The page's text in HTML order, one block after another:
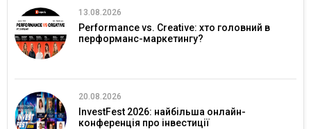
13.08.2026
Performance vs. Creative: хто головний в
перформанс-маркетингу?
20.08.2026
InvestFest 2026: найбільша онлайн-
конференція про інвестиції